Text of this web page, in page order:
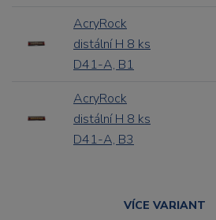
AcryRock
distální H 8 ks
D41-A, B1
AcryRock
distální H 8 ks
D41-A, B3
VÍCE VARIANT